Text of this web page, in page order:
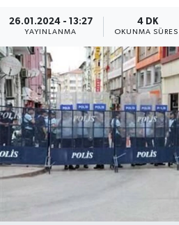
26.01.2024 - 13:27
YAYINLANMA
4 DK
OKUNMA SÜRESI